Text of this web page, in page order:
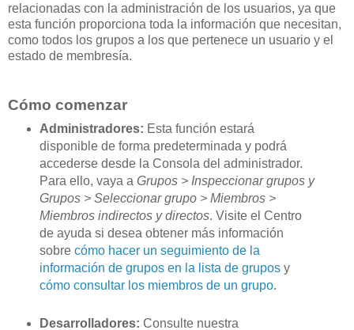
relacionadas con la administración de los usuarios, ya que
esta función proporciona toda la información que necesitan,
como todos los grupos a los que pertenece un usuario y el
estado de membresía.
Cómo comenzar
Administradores: Esta función estará
disponible de forma predeterminada y podrá
accederse desde la Consola del administrador.
Para ello, vaya a Grupos > Inspeccionar grupos y
Grupos > Seleccionar grupo > Miembros >
Miembros indirectos y directos. Visite el Centro
de ayuda si desea obtener más información
sobre cómo hacer un seguimiento de la
información de grupos en la lista de gruposy
cómo consultar los miembros de un grupo.
Desarrolladores: Consulte nuestra